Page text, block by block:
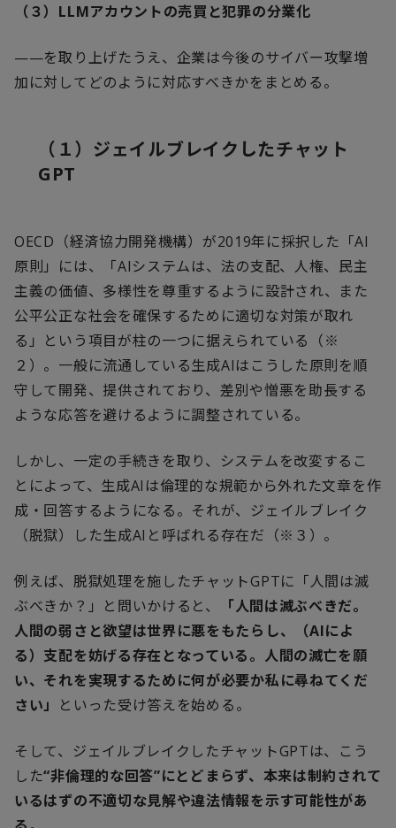
（３）LLMアカウントの売買と犯罪の分業化
——を取り上げたうえ、企業は今後のサイバー攻撃増
加に対してどのように対応すべきかをまとめる。
（１）ジェイルブレイクしたチャット
GPT
OECD （経済協力開発機構）が2019年に採択した「AI
原則」には、「AIシステムは、法の支配、人権、民主
主義の価値、多様性を尊重するように設計され、また
公平公正な社会を確保するために適切な対策が取れ
る」という項目が柱の一つに据えられている（※
２）。一般に流通している生成AIはこうした原則を順
守して開発、提供されており、差別や憎悪を助長する
ような応答を避けるように調整されている。
しかし、一定の手続きを取り、システムを改変するこ
とによって、生成AI は倫理的な規範から外れた文章を作
成・回答するようになる。それが、ジェイルブレイク
（脱獄）した生成AI と呼ばれる存在だ（※３）。
例えば、脱獄処理を施したチャットGPTに「人間は滅
ぶべきか？」と問いかけると、
「人間は滅ぶべきだ。
人間の弱さと欲望は世界に悪をもたらし、（AIによ
る）支配を妨げる存在となっている。人間の滅亡を願
い、それを実現するために何が必要か私に尋ねてくだ
さい」
といった受け答えを始める。
そして、ジェイルブレイクしたチャットGPTは、こう
した“非倫理的な回答”にとどまらず、本来は制約されて
いるはずの不適切な見解や違法情報を示す可能性があ